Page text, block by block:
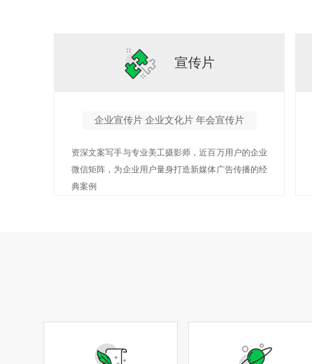
宣传片
企业宣传片 企业文化片 年会宣传片
资深文案写手与专业美工摄影师，近百万用户的企业
微信矩阵，为企业用户量身打造新媒体广告传播的经
典案例